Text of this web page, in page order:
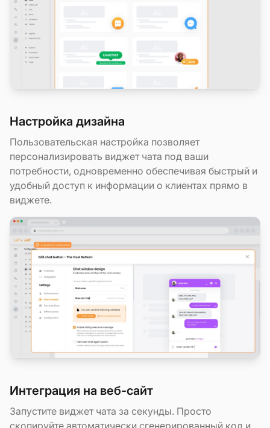
Настройка дизайна
Пользовательская настройка позволяет
персонализировать виджет чата под ваши
потребности, одновременно обеспечивая быстрый и
удобный доступ к информации о клиентах прямо в
виджете.
Интеграция на веб-сайт
Запустите виджет чата за секунды. Просто